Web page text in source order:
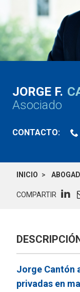
JORGE F.
Asociado
CONTACTO:
INICIO
COMPARTIR
Jorge Cantón
privadas en